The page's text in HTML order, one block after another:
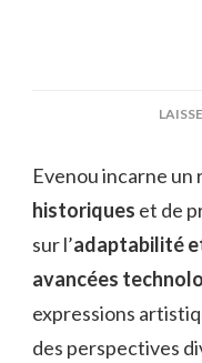
Evenou incarne un
historiques et de
sur l’adaptabilité
avancées
expressions
des perspectives